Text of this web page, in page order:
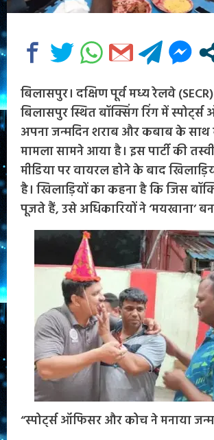
बिलासपुर। दक्षिण पूर्व मध्य रेलवे
बिलासपुर स्थित बॉक्सिंग रिंग में स्पोर्ट्स
अपना जन्मदिन शराब और कबाब के साथ
मामला सामने आया है। इस पार्टी की
मीडिया पर वायरल होने के बाद
है। खिलाड़ियों का कहना है कि जिस
पूजते हैं, उसे अधिकारियों ने ‘मयखाना’
“स्पोर्ट्स ऑफिसर और कोच ने मनाया